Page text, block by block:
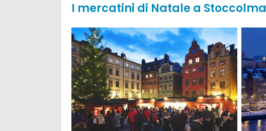
I mercatini di Natale a Stoccolma